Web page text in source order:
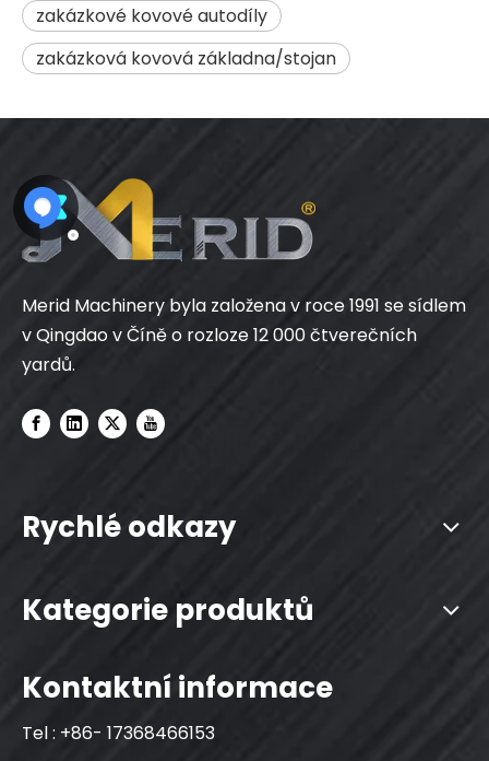
zakázkové kovové autodíly
zakázková kovová základna/stojan
Merid Machinery byla založena v roce 1991 se sídlem
v Qingdao v Číně o rozloze 12 000 čtverečních
yardů.
Rychlé odkazy
Kategorie produktů
Kontaktní informace
Tel : +86- 17368466153